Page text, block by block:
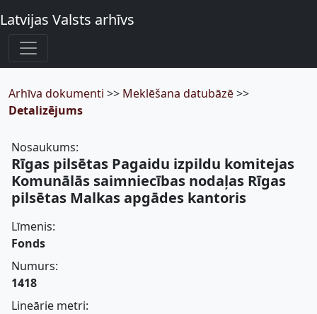
Latvijas Valsts arhīvs
Arhīva dokumenti >> Meklēšana datubāzē>>
Detalizējums
Nosaukums:
Rīgas pilsētas Pagaidu izpildu komitejas
Komunālās saimniecības nodaļas Rīgas
pilsētas Malkas apgādes kantoris
Līmenis:
Fonds
Numurs:
1418
Lineārie metri: